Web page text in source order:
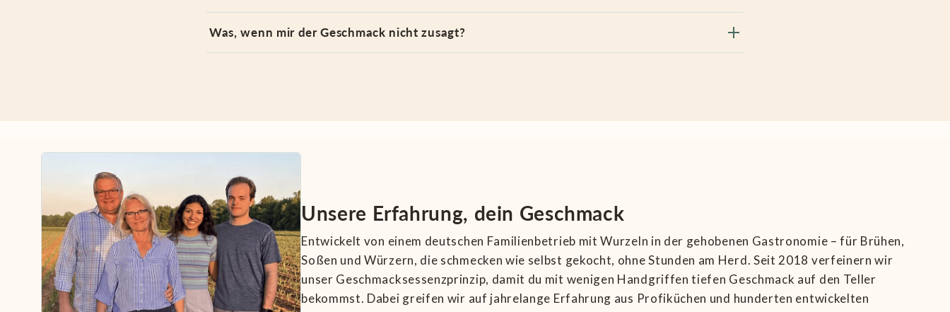
Was, wenn mir der Geschmack nicht zusagt?
Unsere Erfahrung, dein Geschmack
Entwickelt von einem deutschen Familienbetrieb mit Wurzeln in der gehobenen Gastronomie – für Brühen,
Soßen und Würzern, die schmecken wie selbst gekocht, ohne Stunden am Herd. Seit 2018 verfeinern wir
unser Geschmacksessenzprinzip, damit du mit wenigen Handgriffen tiefen Geschmack auf den Teller
bekommst. Dabei greifen wir auf jahrelange Erfahrung aus Profiküchen und hunderten entwickelten